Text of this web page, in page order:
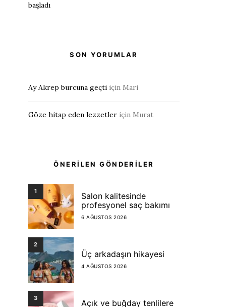
başladı
SON YORUMLAR
Ay Akrep burcuna geçti için Mari
Göze hitap eden lezzetler için Murat
ÖNERİLEN GÖNDERİLER
1
Salon kalitesinde
profesyonel saç bakımı
6 AĞUSTOS 2026
2
Üç arkadaşın hikayesi
4 AĞUSTOS 2026
3
Açık ve buğday tenlilere